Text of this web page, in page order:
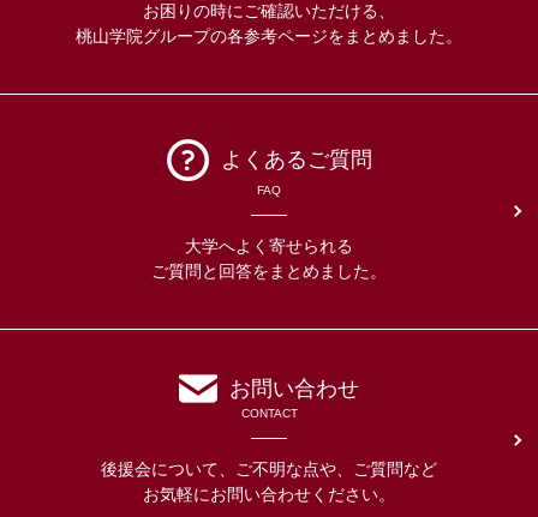
お困りの時にご確認いただける、
桃山学院グループの各参考ページをまとめました。
よくあるご質問
FAQ
大学へよく寄せられる
ご質問と回答をまとめました。
お問い合わせ
CONTACT
後援会について、ご不明な点や、ご質問など
お気軽にお問い合わせください。